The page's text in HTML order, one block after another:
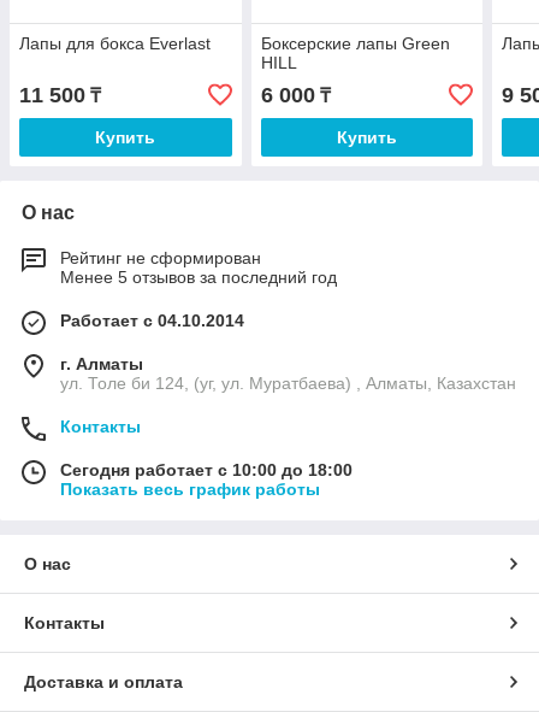
Лапы для бокса Everlast
11 500 ₸
Купить
Боксерские лапы Green
HILL
6 000₸
Купить
9
О нас
Рейтинг не сформирован
Менее 5 отзывов за последний год
Работает с 04.10.2014
г. Алматы
ул. Толе би 124, (уг, ул. Муратбаева) , Алматы, Казахстан
Контакты
Сегодня работает с 10:00 до 18:00
Показать весь график работы
О нас
Контакты
Доставка и оплата